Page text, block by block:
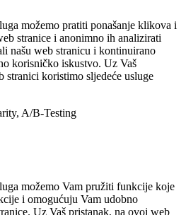
možemo pratiti ponašanje klikova i
stranice i anonimno ih analizirati
našu web stranicu i kontinuirano
korisničko iskustvo. Uz Vaš
stranici koristimo sljedeće usluge
A/B-Testing
možemo Vam pružiti funkcije koje
i omogućuju Vam udobno
Uz Vaš pristanak, na ovoj web